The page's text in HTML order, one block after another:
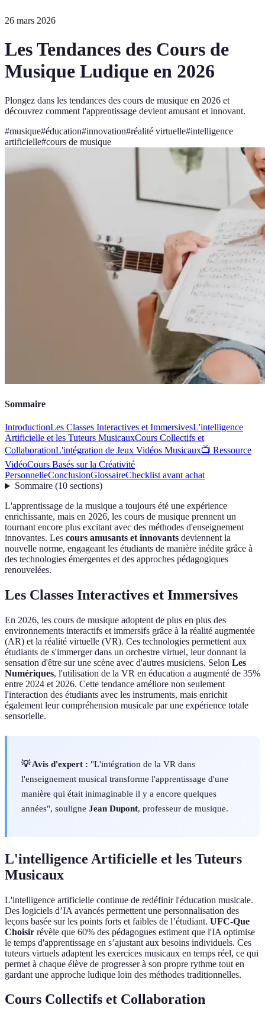
26 mars 2026
Les Tendances des Cours de
Musique Ludique en 2026
Plongez dans les tendances des cours de musique en 2026 et
découvrez comment l'apprentissage devient amusant et innovant.
#musique#éducation#innovation#réalité virtuelle#intelligence
artificielle#cours de musique
Sommaire
IntroductionLes Classes Interactives et ImmersivesL'intelligence
Artificielle et les Tuteurs MusicauxCours Collectifs et
CollaborationL'intégration de Jeux Vidéos Musicaux📺 Ressource
VidéoCours Basés sur la Créativité
PersonnelleConclusionGlossaireChecklist avant achat
Sommaire(10 sections)
L'apprentissage de la musique a toujours été une expérience
enrichissante, mais en 2026, les cours de musique prennent un
tournant encore plus excitant avec des méthodes d'enseignement
innovantes. Les cours amusants et innovants deviennent la
nouvelle norme, engageant les étudiants de manière inédite grâce à
des technologies émergentes et des approches pédagogiques
renouvelées.
Les Classes Interactives et Immersives
En 2026, les cours de musique adoptent de plus en plus des
environnements interactifs et immersifs grâce à la réalité augmentée
(AR) et la réalité virtuelle (VR). Ces technologies permettent aux
étudiants de s'immerger dans un orchestre virtuel, leur donnant la
sensation d'être sur une scène avec d'autres musiciens. Selon Les
Numériques, l'utilisation de la VR en éducation a augmenté de 35%
entre 2024 et 2026. Cette tendance améliore non seulement
l'interaction des étudiants avec les instruments, mais enrichit
également leur compréhension musicale par une expérience totale
sensorielle.
💡 Avis d'expert : "L'intégration de la VR dans
l'enseignement musical transforme l'apprentissage d'une
manière qui était inimaginable il y a encore quelques
années", souligne Jean Dupont, professeur de musique.
L'intelligence Artificielle et les Tuteurs
Musicaux
L'intelligence artificielle continue de redéfinir l'éducation musicale.
Des logiciels d’IA avancés permettent une personnalisation des
leçons basée sur les points forts et faibles de l’étudiant. UFC-Que
Choisir révèle que 60% des pédagogues estiment que l'IA optimise
le temps d'apprentissage en s’ajustant aux besoins individuels. Ces
tuteurs virtuels adaptent les exercices musicaux en temps réel, ce qui
permet à chaque élève de progresser à son propre rythme tout en
gardant une approche ludique loin des méthodes traditionnelles.
Cours Collectifs et Collaboration